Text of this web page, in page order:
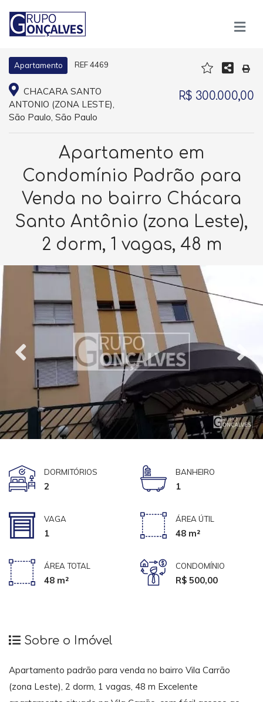
Apartamento REF 4469
CHACARA SANTO
ANTONIO (ZONA LESTE),
São Paulo, São Paulo
R$ 300.000,00
Apartamento em
Condomínio Padrão para
Venda no bairro Chácara
Santo Antônio (zona Leste),
2 dorm, 1 vagas, 48 m
DORMITÓRIOS
2
BANHEIRO
1
VAGA
1
ÁREA ÚTIL
48 m²
ÁREA TOTAL
48 m²
CONDOMÍNIO
R$ 500,00
Sobre o Imóvel
Apartamento padrão para venda no bairro Vila Carrão
(zona Leste), 2 dorm, 1 vagas, 48 m Excelente